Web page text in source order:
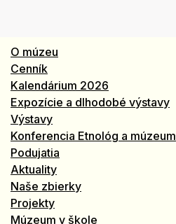
O múzeu
Cenník
Kalendárium 2026
Expozície a dlhodobé výstavy
Výstavy
Konferencia Etnológ a múzeum
Podujatia
Aktuality
Naše zbierky
Projekty
Múzeum v škole